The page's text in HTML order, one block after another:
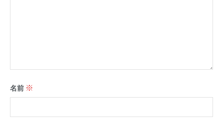
名前 ※